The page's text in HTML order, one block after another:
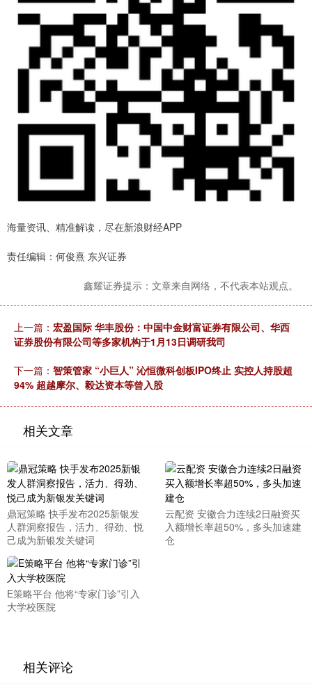
海量资讯、精准解读，尽在新浪财经APP
责任编辑：何俊熹 东兴证券
鑫耀证券提示：文章来自网络，不代表本站观点。
上一篇： 宏盈国际 华丰股份：中国中金财富证券有限公司、华西
证券股份有限公司等多家机构于1月13日调研我司
下一篇： 智策管家 “小巨人” 沁恒微科创板IPO终止 实控人持股超
94% 超越摩尔、毅达资本等曾入股
相关文章
鼎冠策略 快手发布2025新银发
人群洞察报告，活力、得劲、悦
己成为新银发关键词
云配资 安徽合力连续2日融资买
入额增长率超50%，多头加速建
仓
E策略平台 他将“专家门诊”引入
大学校医院
相关评论